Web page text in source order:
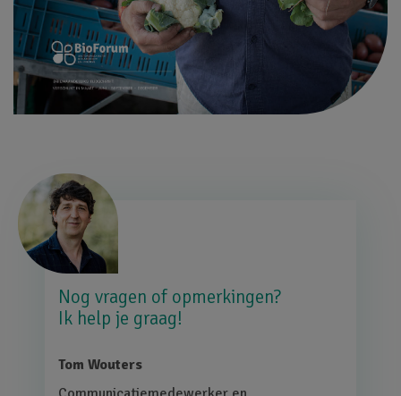
Afbeelding
Nog vragen of opmerkingen?
Ik help je graag!
Tom Wouters